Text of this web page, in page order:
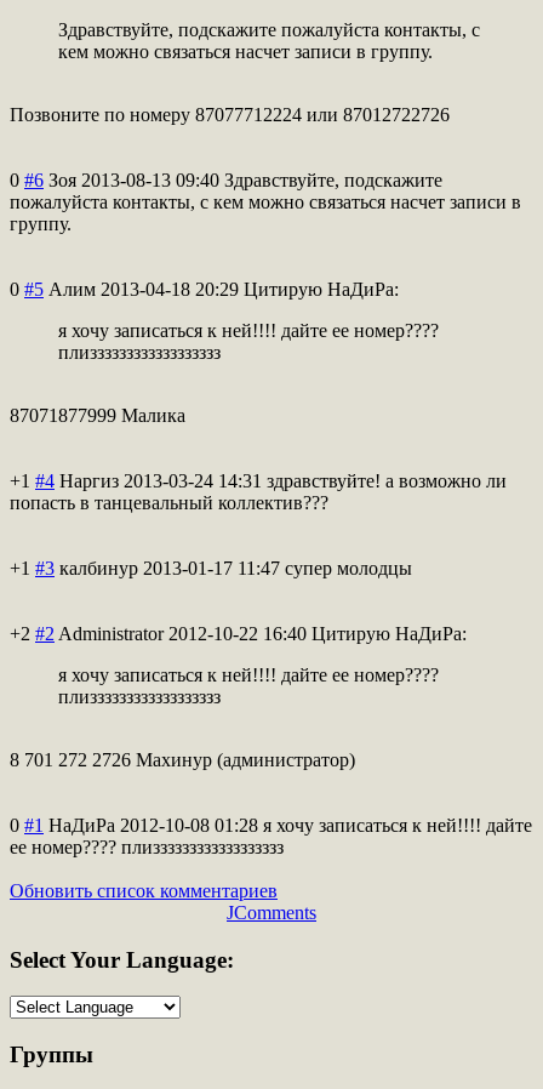
Здравствуйте, подскажите пожалуйста контакты, с
кем можно связаться насчет записи в группу.
Позвоните по номеру 87077712224 или 87012722726
0 #6 Зоя 2013-08-13 09:40 Здравствуйте, подскажите
пожалуйста контакты, с кем можно связаться насчет записи в
группу.
0 #5 Алим 2013-04-18 20:29 Цитирую НаДиРа:
я хочу записаться к ней!!!! дайте ее номер????
плизззззззззззззззззз
87071877999 Малика
+1 #4 Наргиз 2013-03-24 14:31 здравствуйте! а возможно ли
попасть в танцевальный коллектив???
+1 #3 калбинур 2013-01-17 11:47 супер молодцы
+2 #2 Administrator 2012-10-22 16:40 Цитирую НаДиРа:
я хочу записаться к ней!!!! дайте ее номер????
плизззззззззззззззззз
8 701 272 2726 Махинур (администратор)
0 #1 НаДиРа 2012-10-08 01:28 я хочу записаться к ней!!!! дайте
ее номер???? плизззззззззззззззззз
Обновить список комментариев
JComments
SelectYour Language:
Группы